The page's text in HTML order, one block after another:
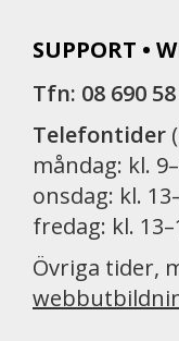
SUPPORT •
Tfn: 08 690
Telefontider
måndag: kl.
onsdag: kl.
fredag: kl.
Övriga tider,